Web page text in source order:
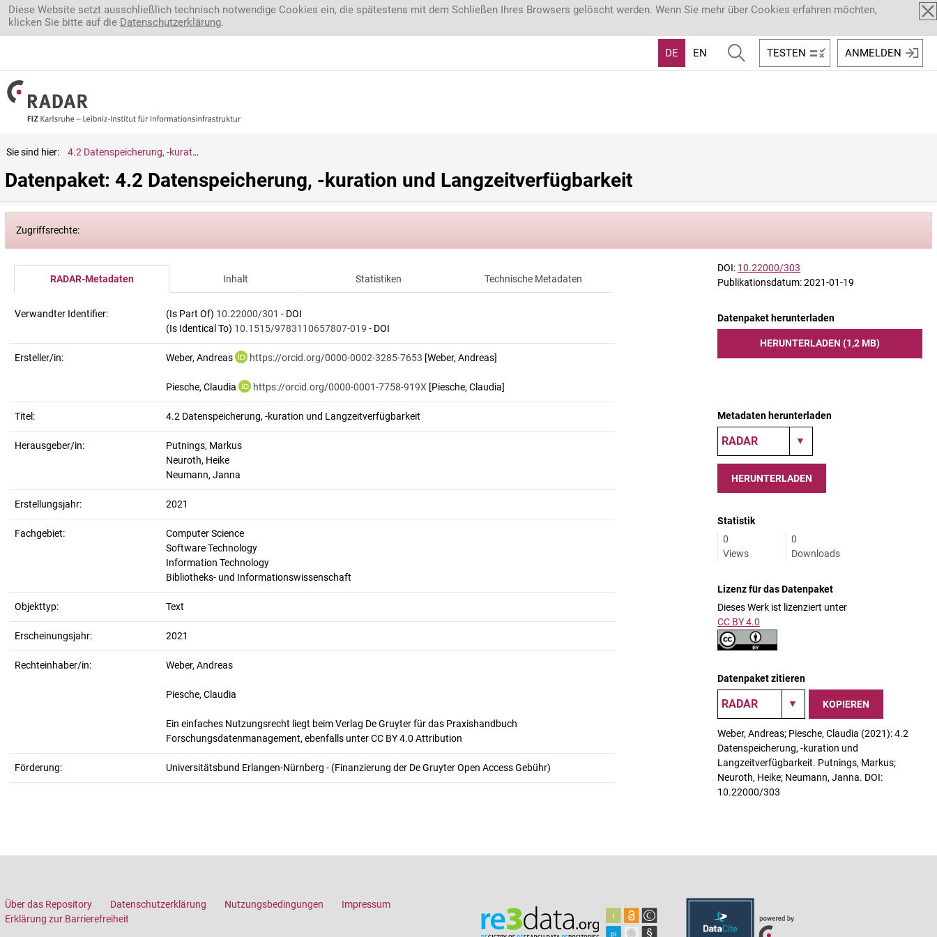
Direkt zum Inhalt
Diese Website setzt ausschließlich technisch notwendige Cookies ein, die spätestens mit dem Schließen Ihres Browsers gelöscht werden. Wenn Sie mehr über Cookies erfahren möchten,
klicken Sie bitte auf die Datenschutzerklärung.
DE EN TESTEN ANMELDEN
Sie sind hier: 4.2 Datenspeicherung, -kuration und Langzeitverfügbarkeit
Datenpaket: 4.2 Datenspeicherung, -kuration und Langzeitverfügbarkeit
Zugriffsrechte:
RADAR-Metadaten Inhalt Statistiken Technische Metadaten
Verwandter Identifier: (Is Part Of) 10.22000/301 - DOI
(Is Identical To) 10.1515/9783110657807-019 - DOI
Ersteller/in: Weber, Andreas https://orcid.org/0000-0002-3285-7653 [Weber, Andreas]
Piesche, Claudia https://orcid.org/0000-0001-7758-919X [Piesche, Claudia]
Titel: 4.2 Datenspeicherung, -kuration und Langzeitverfügbarkeit
Herausgeber/in:
Putnings, Markus
Neuroth, Heike
Neumann, Janna
Erstellungsjahr: 2021
Fachgebiet:
Computer Science
Software Technology
Information Technology
Bibliotheks- und Informationswissenschaft
Objekttyp: Text
Erscheinungsjahr: 2021
Rechteinhaber/in: Weber, Andreas
Piesche, Claudia
Ein einfaches Nutzungsrecht liegt beim Verlag De Gruyter für das Praxishandbuch
Forschungsdatenmanagement, ebenfalls unter CC BY 4.0 Attribution
Förderung: Universitätsbund Erlangen-Nürnberg - (Finanzierung der De Gruyter Open Access Gebühr)
DOI: 10.22000/303
Publikationsdatum: 2021-01-19
Datenpaket herunterladen
HERUNTERLADEN (1,2 MB)
Metadaten herunterladen
HERUNTERLADEN
Statistik
0
Views
0
Downloads
Lizenz für das Datenpaket
Dieses Werk ist lizenziert unter
CC BY 4.0
Datenpaket zitieren
KOPIEREN
Weber, Andreas; Piesche, Claudia (2021): 4.2
Datenspeicherung, -kuration und
Langzeitverfügbarkeit. Putnings, Markus;
Neuroth, Heike; Neumann, Janna. DOI:
10.22000/303
Über das Repository Datenschutzerklärung Nutzungsbedingungen
Impressum
Erklärung zur Barrierefreiheit